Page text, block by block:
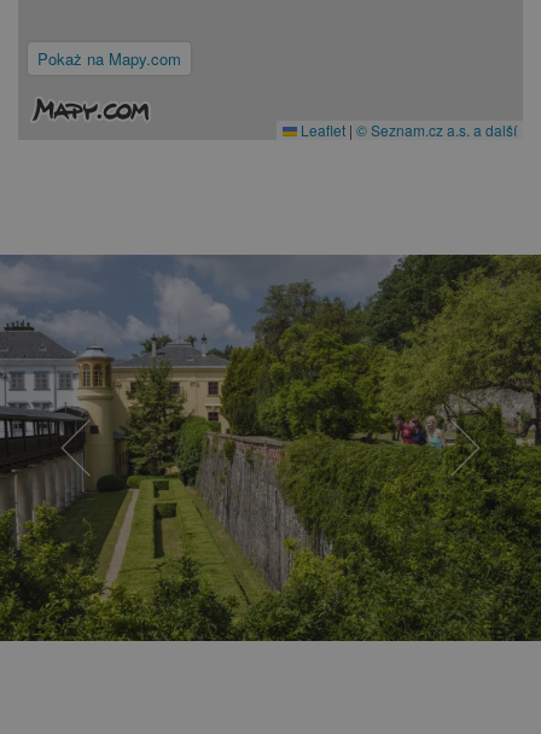
Pokaż na Mapy.com
Leaflet | © Seznam.cz a.s. a další